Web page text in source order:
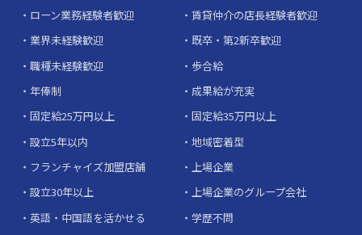
ローン業務経験者歓迎
賃貸仲介の店長経験者歓迎
業界未経験歓迎
既卒・第2新卒歓迎
職種未経験歓迎
歩合給
年俸制
成果給が充実
固定給25万円以上
固定給35万円以上
設立5年以内
地域密着型
フランチャイズ加盟店舗
上場企業
設立30年以上
上場企業のグループ会社
英語・中国語を活かせる
学歴不問